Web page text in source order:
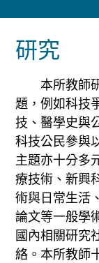
研究
本所教師研
題，例如科技
技、醫學史與
科技公民參與
主題亦十分多
療技術、新興
術與日常生活
論文等一般學
國內相關研究
絡。本所教師